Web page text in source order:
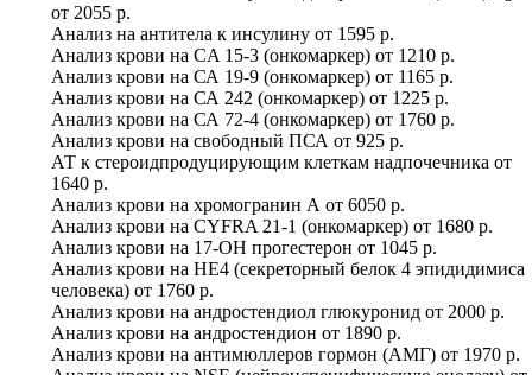
от 2055 р.
Анализ на антитела к инсулину от 1595 р.
Анализ крови на CA 15-3 (онкомаркер) от 1210 р.
Анализ крови на СА 19-9 (онкомаркер) от 1165 р.
Анализ крови на СА 242 (онкомаркер) от 1225 р.
Анализ крови на СА 72-4 (онкомаркер) от 1760 р.
Анализ крови на свободный ПСА от 925 р.
АТ к стероидпродуцирующим клеткам надпочечника от
1640 р.
Анализ крови на хромогранин А от 6050 р.
Анализ крови на CYFRA 21-1 (онкомаркер) от 1680 р.
Анализ крови на 17-ОН прогестерон от 1045 р.
Анализ крови на HE4 (секреторный белок 4 эпидидимиса
человека) от 1760 р.
Анализ крови на андростендиол глюкуронид от 2000 р.
Анализ крови на андростендион от 1890 р.
Анализ крови на антимюллеров гормон (АМГ) от 1970 р.